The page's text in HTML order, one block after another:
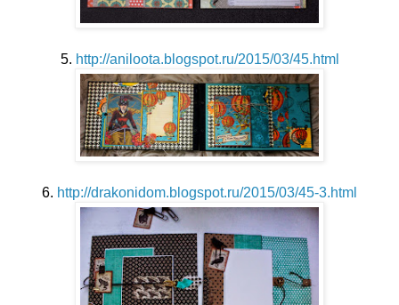
5. http://aniloota.blogspot.ru/2015/03/45.html
6. http://drakonidom.blogspot.ru/2015/03/45-3.html